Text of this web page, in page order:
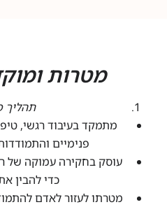
מטרות
תהליך
מתמקד בעיבוד רגשי,
פנימיים
עוסק בחקירה עמוקה של
כדי להבין
מטרתו לעזור לאדם